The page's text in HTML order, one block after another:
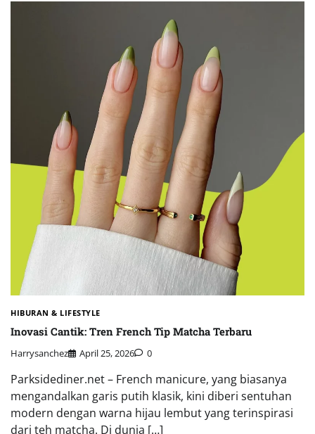
HIBURAN & LIFESTYLE
Inovasi Cantik: Tren French Tip Matcha Terbaru
Harrysanchez April 25, 2026 0
Parksidediner.net – French manicure, yang biasanya
mengandalkan garis putih klasik, kini diberi sentuhan
modern dengan warna hijau lembut yang terinspirasi
dari teh matcha. Di dunia […]